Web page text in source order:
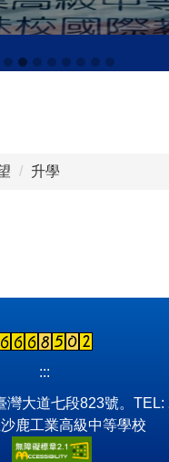
升學
:::
灣大道七段823號。TEL:
鹿工業高級中等學校